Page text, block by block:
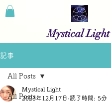
Mystical Light
記事
All Posts
All Posts
Mystical Light
2023年12月17日 読了時間: 5分